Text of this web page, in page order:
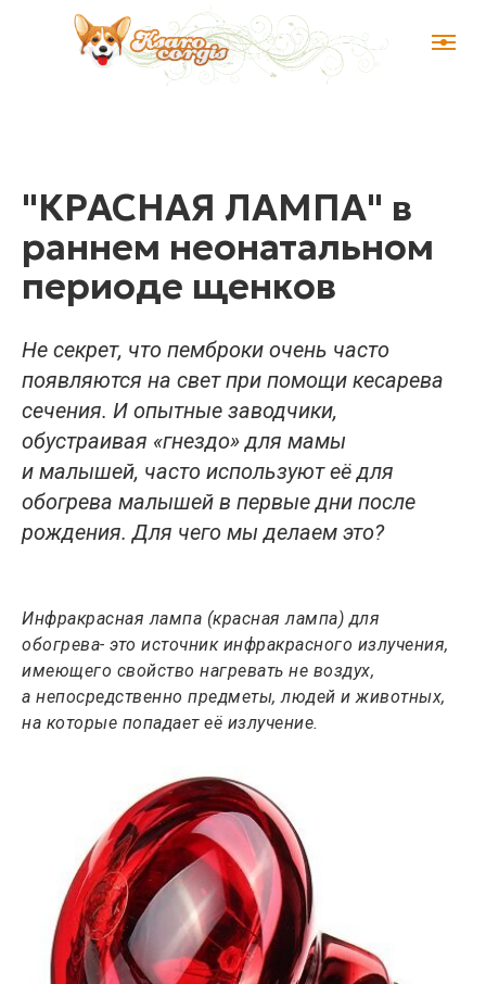
"КРАСНАЯ ЛАМПА" в
раннем неонатальном
периоде щенков
Не секрет, что пемброки очень часто
появляются на свет при помощи кесарева
сечения. И опытные заводчики,
обустраивая «гнездо» для мамы
и малышей, часто используют её для
обогрева малышей в первые дни после
рождения. Для чего мы делаем это?
Инфракрасная лампа (красная лампа) для
обогрева- это источник инфракрасного излучения,
имеющего свойство нагревать не воздух,
а непосредственно предметы, людей и животных,
на которые попадает её излучение.